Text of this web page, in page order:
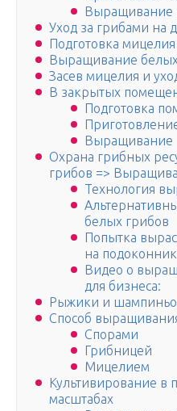
Выращивание
Уход за грибами на
Подготовка мицелия
Выращивание
Засев мицелия и
В закрытых
Подготовка
Выращивание
Охрана грибных
грибов =>
Технология
белых грибов
Попытка
на
Видео о
для бизнеса:
Рыжики и
Способ
Спорами
Грибницей
Мицелием
Культивирование
масштабах